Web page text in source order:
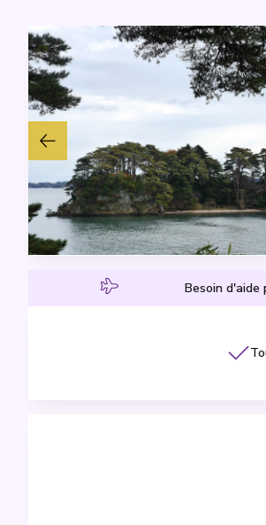
Besoin d'aide